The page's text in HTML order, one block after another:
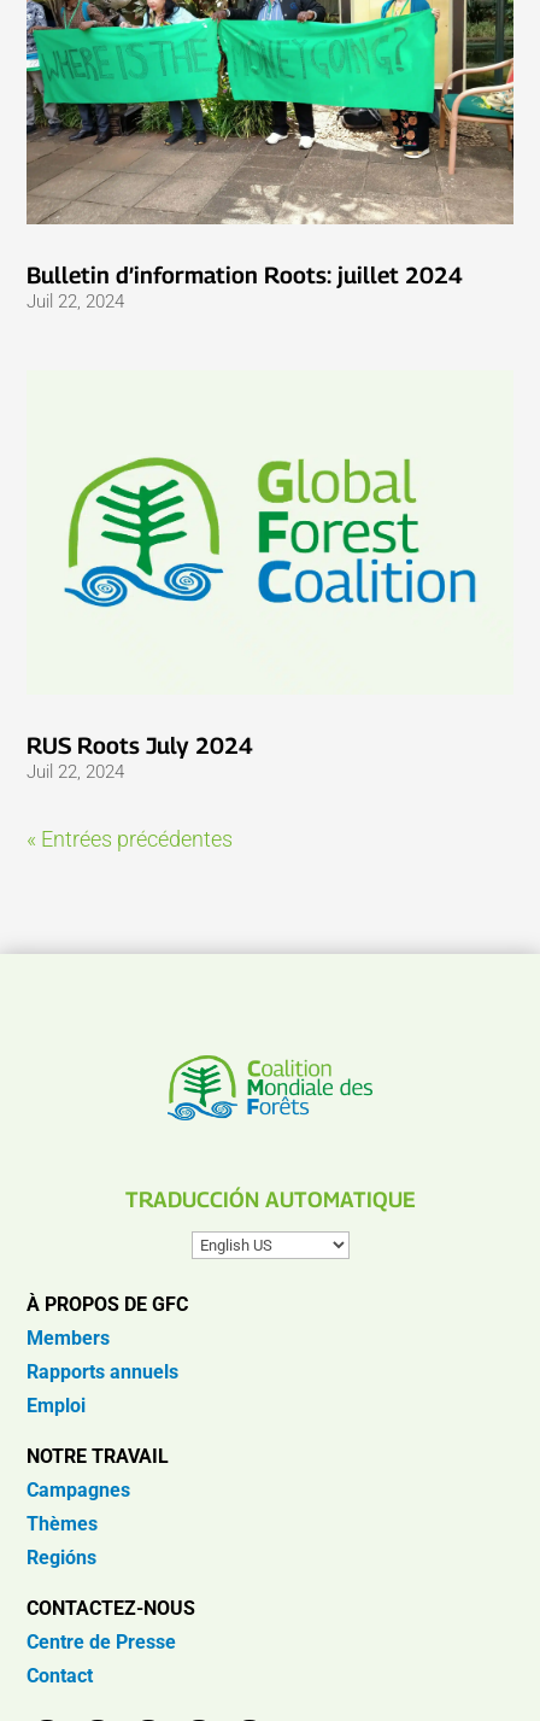
Bulletin d’information Roots: juillet 2024
Juil 22, 2024
RUS Roots July 2024
Juil 22, 2024
« Entrées précédentes
TRADUCCIÓN AUTOMATIQUE
À PROPOS DE GFC
Members
Rapports annuels
Emploi
NOTRE TRAVAIL
Campagnes
Thèmes
Regións
CONTACTEZ-NOUS
Centre de Presse
Contact